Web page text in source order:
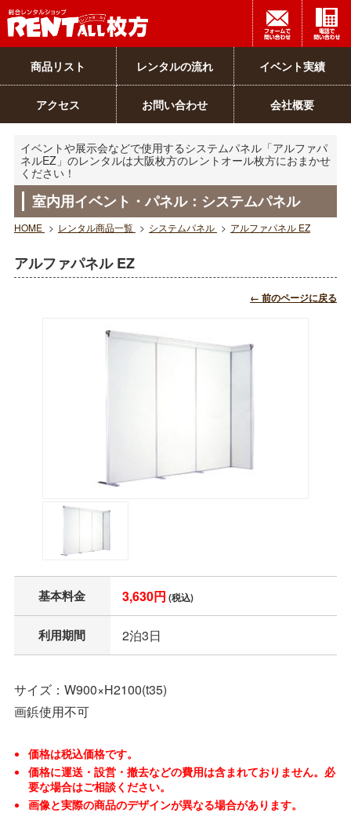
商品リスト レンタルの流れ イベント実績
アクセス お問い合わせ 会社概要
イベントや展示会などで使用するシステムパネル「アルファパ
ネルEZ」のレンタルは大阪枚方のレントオール枚方におまかせ
ください！
室内用イベント・パネル：システムパネル
HOME > レンタル商品一覧 > システムパネル > アルファパネル EZ
アルファパネル EZ
← 前のページに戻る
基本料金 3,630円 (税込)
利用期間 2泊3日
サイズ：W900×H2100(t35)
画鋲使用不可
価格は税込価格です。
価格に運送・設営・撤去などの費用は含まれておりません。必
要な場合はご相談ください。
画像と実際の商品のデザインが異なる場合があります。